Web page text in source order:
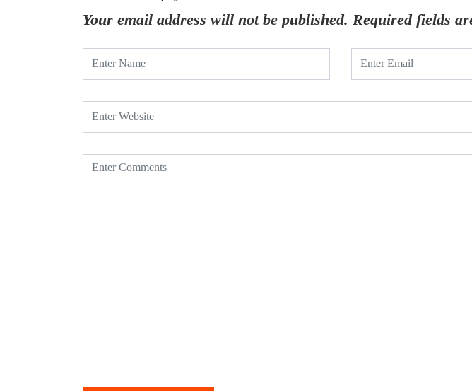
Your email address will not be published. Required fields